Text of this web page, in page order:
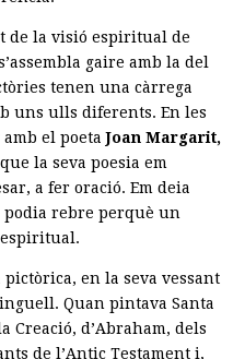
de la visió espiritual de
gaire amb la del
tenen una càrrega
uns ulls diferents. En les
amb el poetaJoan Margarit,
la seva poesia em
a fer oració. Em deia
rebre perquè un
en la seva vessant
Quan pintava Santa
Creació, d’Abraham, dels
de l’Antic Testament i,